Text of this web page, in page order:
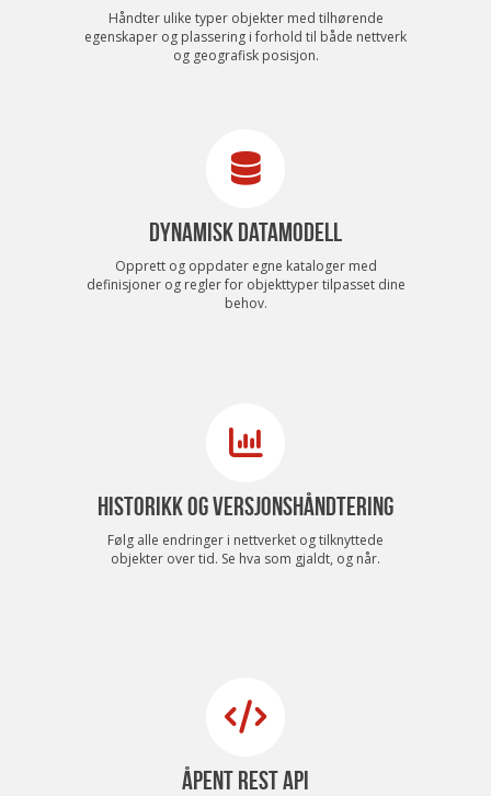
Håndter ulike typer objekter med tilhørende
egenskaper og plassering i forhold til både nettverk
og geografisk posisjon.
DYNAMISK DATAMODELL
Opprett og oppdater egne kataloger med
definisjoner og regler for objekttyper tilpasset dine
behov.
HISTORIKK OG VERSJONSHÅNDTERING
Følg alle endringer i nettverket og tilknyttede
objekter over tid. Se hva som gjaldt, og når.
ÅPENT REST API